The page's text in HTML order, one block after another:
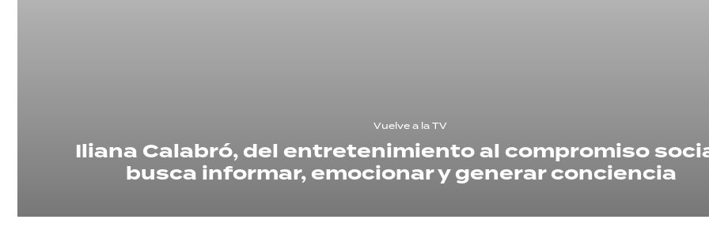
Vuelve a la TV
Iliana Calabró, del entretenimiento al compromiso
busca informar, emocionar y generar conciencia